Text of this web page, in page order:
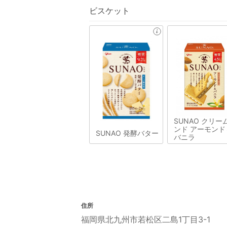
ビスケット
SUNAO 発酵バター
SUNAO クリー
ンド アーモンド
バニラ
住所
福岡県北九州市若松区二島1丁目3-1